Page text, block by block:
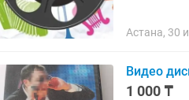
Астана, 30
Видео
1 000 ₸